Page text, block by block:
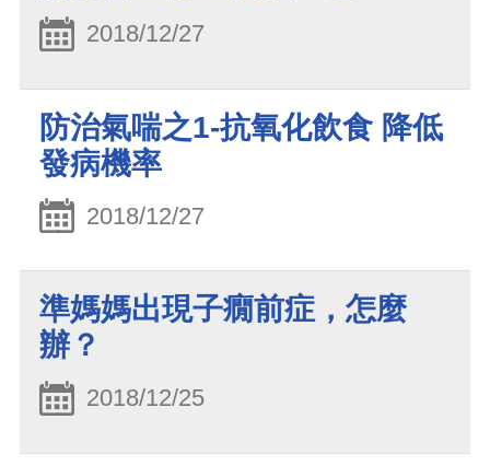
2018/12/27
防治氣喘之1-抗氧化飲食 降低
發病機率
2018/12/27
準媽媽出現子癇前症，怎麼
辦？
2018/12/25